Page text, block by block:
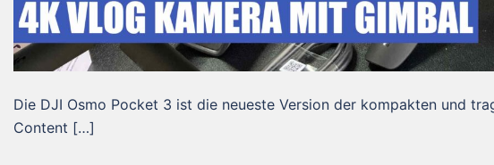
Die DJI Osmo Pocket 3 ist die neueste Version der kompakten und
Content […]